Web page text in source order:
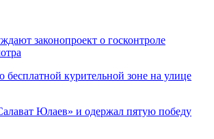
законопроект о госконтроле
бесплатной курительной зоне на улице
Юлаев» и одержал пятую победу